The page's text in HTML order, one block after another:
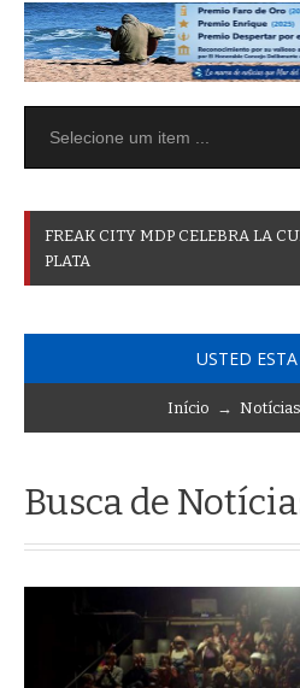
FREAK CITY MDP CELEBRA LA CU
PLATA
USTED
Início → Notícias
Busca de